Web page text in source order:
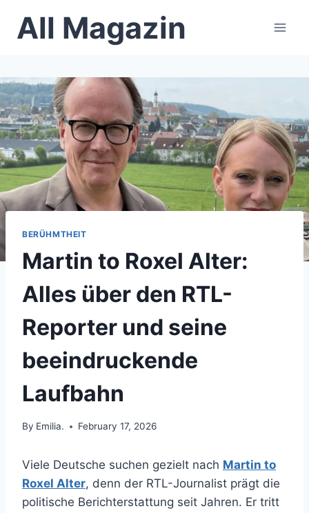
All Magazin
BERÜHMTHEIT
Martin to Roxel Alter:
Alles über den RTL-
Reporter und seine
beeindruckende
Laufbahn
By Emilia. February 17, 2026
Viele Deutsche suchen gezielt nach Martin to
Roxel Alter, denn der RTL-Journalist prägt die
politische Berichterstattung seit Jahren. Er tritt